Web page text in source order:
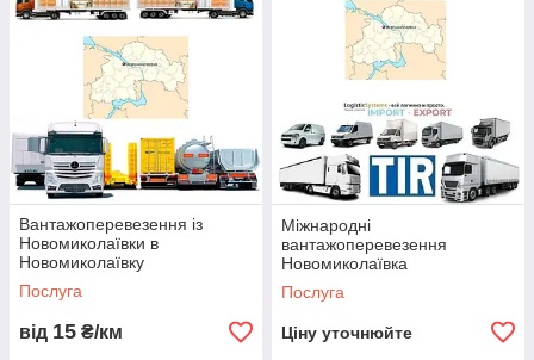
Логіст: Ольга Є +380938310982 WhatsApp,
Telegram, Viber ТЛК «Logistic Systems»
Компанія "Logistic Systems" пропонує надійні перевезення
вантажів з Новоніколаївки до Новоніколаївки та по всій
території. Ми спеціалізуємося на автоперевезеннях різних
видів, включаючи бортові та вантажні перевезення. Наші
досвідчені диспетчери забезпечують якісну доставку вантажів
і оперативне обслуговування. Замовте перевезення у нас і
отримайте надійні послуги логістики.
Вантажоперевезення із
Новомиколаївки в
Новомиколаївку
Послуга
від 15 ₴/км
Міжнародні
вантажоперевезення
Новомиколаївка
Послуга
Ціну уточнюйте